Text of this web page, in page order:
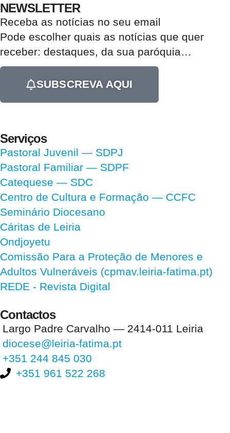
NEWSLETTER
Receba as notícias no seu email​
Pode escolher quais as notícias que quer
receber: destaques, da sua paróquia…
SUBSCREVA AQUI
Serviços
Pastoral Juvenil — SDPJ
Pastoral Familiar — SDPF
Catequese — SDC
Centro de Cultura e Formação — CCFC
Seminário Diocesano
Cáritas de Leiria
Ondjoyetu
Comissão Para a Proteção de Menores e
Adultos Vulneráveis (cpmav.leiria-fatima.pt)
REDE - Revista Digital
Contactos
Largo Padre Carvalho — 2414-011 Leiria
diocese@leiria-fatima.pt
+351 244 845 030
+351 961 522 268